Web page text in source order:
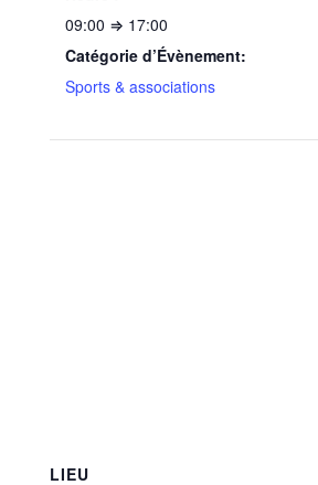
09:00 ⇒ 17:00
Catégorie d’Évènement:
Sports & associations
LIEU